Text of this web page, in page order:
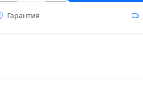
Гарантия